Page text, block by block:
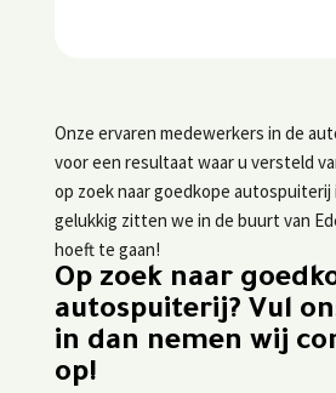
Onze ervaren medewerkers in de
voor een resultaat waar u versteld
op zoek naar goedkope autospuiterij
gelukkig zitten we in de buurt van
hoeft te gaan!
Op zoek naar
autospuiterij? Vul
in dan nemen wij
op!